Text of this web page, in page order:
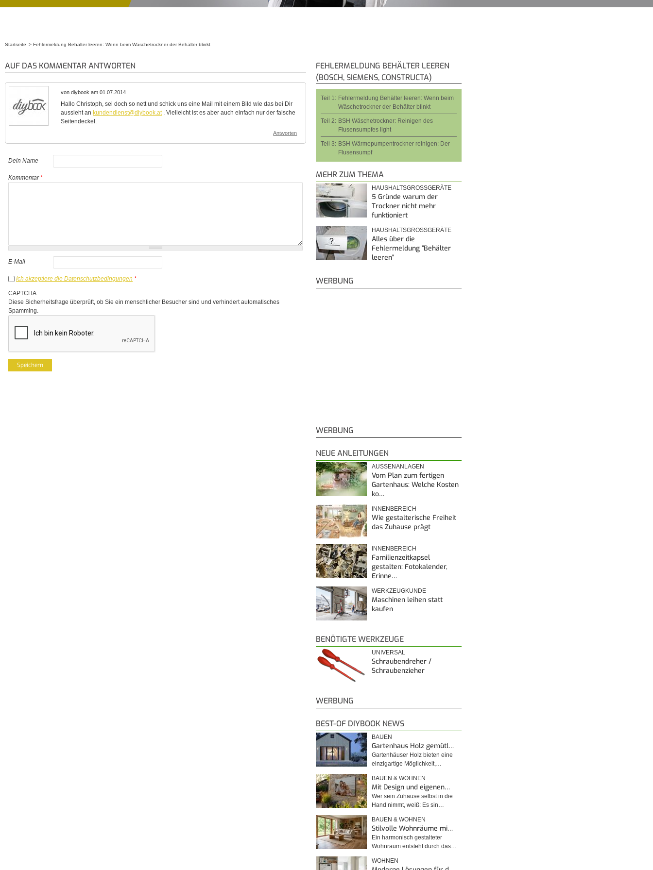
Startseite Fehlermeldung Behälter leeren: Wenn beim Wäschetrockner der Behälter blinkt
AUF DAS KOMMENTAR ANTWORTEN
von diybook am 01.07.2014
Hallo Christoph, sei doch so nett und schick uns eine Mail mit einem Bild wie das bei Dir
aussieht an kundendienst@diybook.at. Vielleicht ist es aber auch einfach nur der falsche
Seitendeckel.
Antworten
Dein Name
Kommentar*
E-Mail
Ich akzeptiere die Datenschutzbedingungen *
CAPTCHA
Diese Sicherheitsfrage überprüft, ob Sie ein menschlicher Besucher sind und verhindert automatisches
Spamming.
FEHLERMELDUNG BEHÄLTER LEEREN
(BOSCH, SIEMENS, CONSTRUCTA)
Teil 1: Fehlermeldung Behälter leeren: Wenn beim
Wäschetrockner der Behälter blinkt
Teil 2: BSH Wäschetrockner: Reinigen des
Flusensumpfes light
Teil 3: BSH Wärmepumpentrockner reinigen: Der
Flusensumpf
MEHR ZUM THEMA
HAUSHALTSGROSSGERÄTE
5 Gründe warum der
Trockner nicht mehr
funktioniert
HAUSHALTSGROSSGERÄTE
Alles über die
Fehlermeldung "Behälter
leeren"
WERBUNG
WERBUNG
NEUE ANLEITUNGEN
AUSSENANLAGEN
Vom Plan zum fertigen
Gartenhaus: Welche Kosten
ko…
INNENBEREICH
Wie gestalterische Freiheit
das Zuhause prägt
INNENBEREICH
Familienzeitkapsel
gestalten: Fotokalender,
Erinne…
WERKZEUGKUNDE
Maschinen leihen statt
kaufen
BENÖTIGTE WERKZEUGE
UNIVERSAL
Schraubendreher /
Schraubenzieher
WERBUNG
BEST-OF DIYBOOK NEWS
BAUEN
Gartenhaus Holz gemütl…
Gartenhäuser Holz bieten eine
einzigartige Möglichkeit,…
BAUEN & WOHNEN
Mit Design und eigenen…
Wer sein Zuhause selbst in die
Hand nimmt, weiß: Es sin…
BAUEN & WOHNEN
Stilvolle Wohnräume mi…
Ein harmonisch gestalteter
Wohnraum entsteht durch das…
WOHNEN